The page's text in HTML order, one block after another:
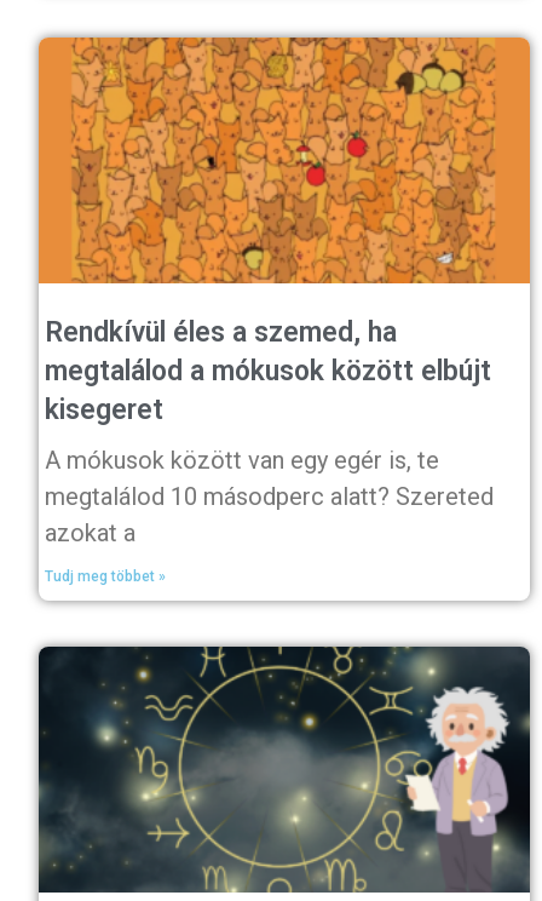
Rendkívül éles a szemed, ha
megtalálod a mókusok között elbújt
kisegeret
A mókusok között van egy egér is, te
megtalálod 10 másodperc alatt? Szereted
azokat a
Tudj meg többet »